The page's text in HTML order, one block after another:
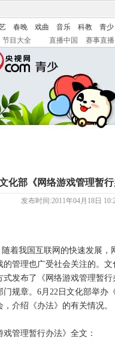
春晚 戏曲 音乐 科教 青少
节目大全 直播中国 赛事直播
化部《网络游戏管理暂
发布时间:2011年04月18日
随着我国互联网的快速发展
管理也广受社会关注的。
式发布了《网络游戏管理暂
规章。6月22日文化部举办
，介绍《办法》的有关情况
管理暂行办法》全文：